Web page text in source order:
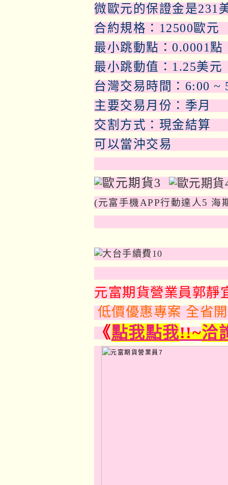
微歐元的保證金是231
合約規格：12500歐元
最小跳動點：0.0001點
最小跳動值：1.25美元
台灣交易時間：6:00 ~
主要交易月份：季月
交割方式：現金結算
可以當沖交易
(元富手機APP行動達人5 海
元富期貨營業員郭靜
低價優惠專案 全省
《點我點我!!~洽